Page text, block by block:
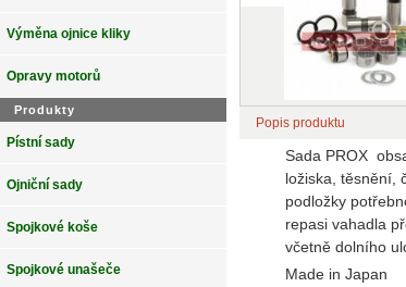
Výměna ojnice kliky
Opravy motorů
Produkty
Pístní sady
Ojniční sady
Spojkové koše
Spojkové unašeče
Popis produktu
Sada PROX
ložiska, těsnění,
podložky
repasi vahadla
včetně dolního
Made in Japan